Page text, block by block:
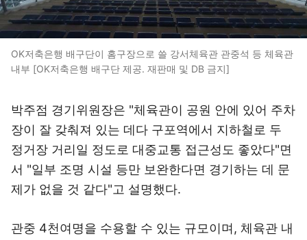
OK저축은행 배구단이 홈구장으로 쓸 강서체육관 관중석 등 체육관
내부 [OK저축은행 배구단 제공. 재판매 및 DB 금지]
박주점 경기위원장은 "체육관이 공원 안에 있어 주차
장이 잘 갖춰져 있는 데다 구포역에서 지하철로 두
정거장 거리일 정도로 대중교통 접근성도 좋았다"면
서 "일부 조명 시설 등만 보완한다면 경기하는 데 문
제가 없을 것 같다"고 설명했다.
관중 4천여명을 수용할 수 있는 규모이며, 체육관 내